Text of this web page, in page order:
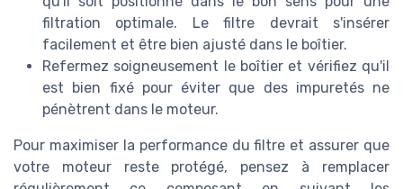
filtration optimale. Le filtre devrait s'insérer
facilement et être bien ajusté dans le boîtier.
Refermez soigneusement le boîtier et vérifiez qu'il
est bien fixé pour éviter que des impuretés ne
pénètrent dans le moteur.
Pour maximiser la performance du filtre et assurer que
votre moteur reste protégé, pensez à remplacer